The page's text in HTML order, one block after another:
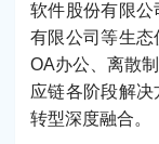
软件股份有限
有限公司等生态
OA办公、离散
应链各阶段解
转型深度融合。